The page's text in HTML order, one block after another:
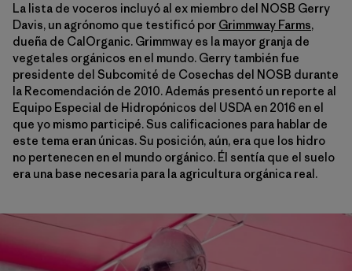
La lista de voceros incluyó al ex miembro del NOSB Gerry
Davis, un agrónomo que testificó por Grimmway Farms,
dueña de CalOrganic. Grimmway es la mayor granja de
vegetales orgánicos en el mundo. Gerry también fue
presidente del Subcomité de Cosechas del NOSB durante
la Recomendación de 2010. Además presentó un reporte al
Equipo Especial de Hidropónicos del USDA en 2016 en el
que yo mismo participé. Sus calificaciones para hablar de
este tema eran únicas. Su posición, aún, era que los hidro
no pertenecen en el mundo orgánico. Él sentía que el suelo
era una base necesaria para la agricultura orgánica real.